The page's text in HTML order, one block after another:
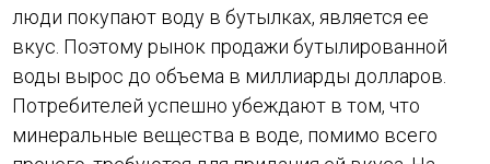
люди покупают воду в бутылках, является ее
вкус. Поэтому рынок продажи бутылированной
воды вырос до объема в миллиарды долларов.
Потребителей успешно убеждают в том, что
минеральные вещества в воде, помимо всего